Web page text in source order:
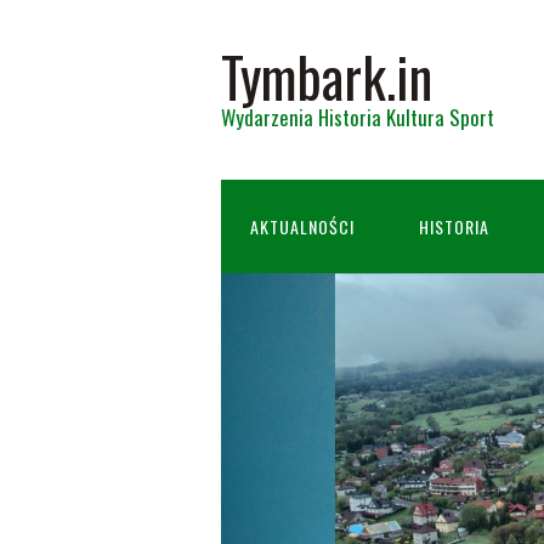
Tymbark.in
Wydarzenia Historia Kultura Sport
AKTUALNOŚCI HISTORIA